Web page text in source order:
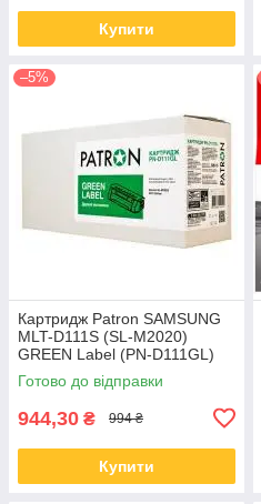
Купити
–5%
Картридж Patron SAMSUNG
MLT-D111S (SL-M2020)
GREEN Label (PN-D111GL)
Готово до відправки
944,30 ₴ 994 ₴
Купити